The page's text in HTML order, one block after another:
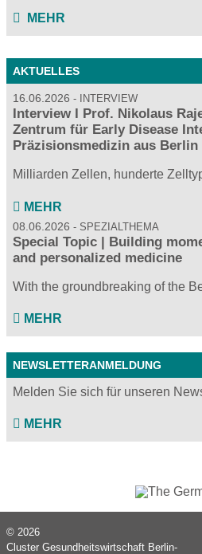
MEHR
AKTUELLES
16.06.2026 INTERVIEW
Interview I Prof. Nikolaus
Zentrum für Early Disease
Präzisionsmedizin aus Berlin
Milliarden Zellen, hunderte
MEHR
08.06.2026 SPEZIALTHEMA
Special Topic | Building
and personalized medicine
With the groundbreaking of the
MEHR
NEWSLETTERANMELDUNG
Melden Sie sich für unseren
MEHR
© 2026
Cluster Gesundheitswirtschaft Berlin-